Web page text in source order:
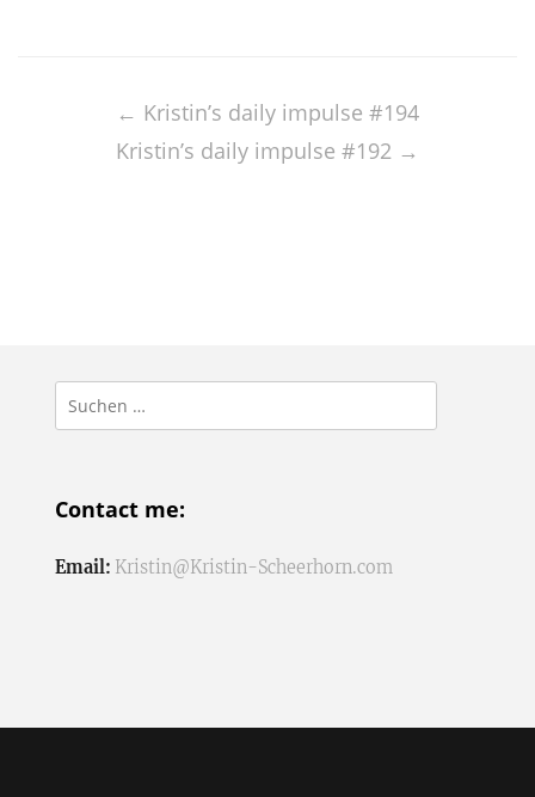
navigation
← Kristin’s daily impulse #194
Kristin’s daily impulse #192 →
Suchen
nach:
Contact me:
Email: Kristin@Kristin-Scheerhorn.com